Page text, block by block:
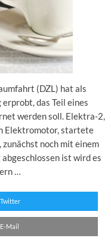
(DZL) hat als
das Teil eines
werden soll. Elektra-2,
Elektromotor, startete
noch mit einem
ist wird es
…
Twitter
E-Mail